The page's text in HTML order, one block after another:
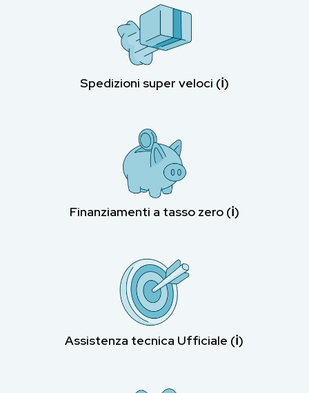
Spedizioni super veloci (ℹ︎)
Finanziamenti a tasso zero (ℹ︎)
Assistenza tecnica Ufficiale (ℹ︎)